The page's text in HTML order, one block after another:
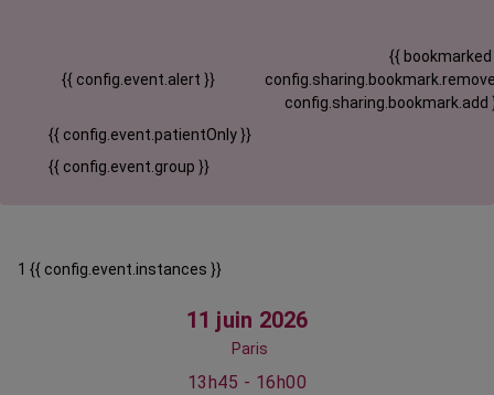
{{ config.event.alert }}
{{ bookmarked
config.sharing.bookmark.add
{{ config.event.patientOnly }}
{{ config.event.group }}
1 {{ config.event.instances }}
11 juin 2026
Paris
13h45 - 16h00